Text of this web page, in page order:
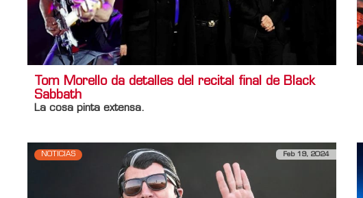
Tom Morello da detalles del recital final de Black
Sabbath
La cosa pinta extensa.
NOTICIAS Feb 19, 2024